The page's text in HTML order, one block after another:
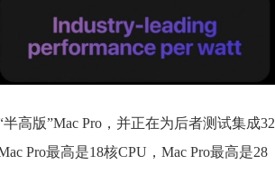
高版”Mac Pro，并正在为后者测试集成32
Pro最高是18核CPU，Mac Pro最高是28